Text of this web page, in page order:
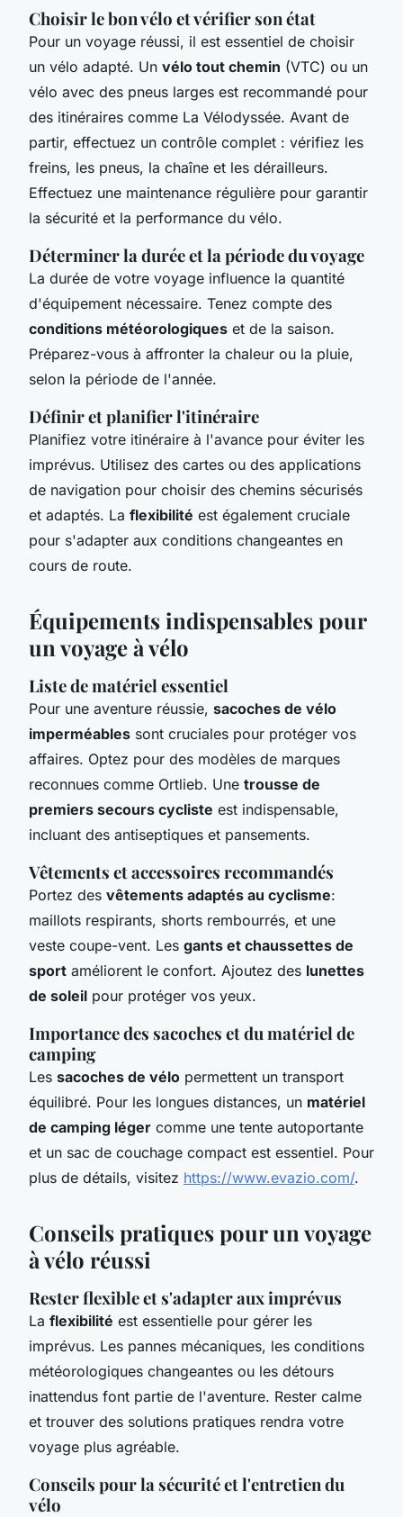
Choisir le bon vélo et vérifier son état
Pour un voyage réussi, il est essentiel de choisir
un vélo adapté. Un vélo tout chemin (VTC) ou un
vélo avec des pneus larges est recommandé pour
des itinéraires comme La Vélodyssée. Avant de
partir, effectuez un contrôle complet : vérifiez les
freins, les pneus, la chaîne et les dérailleurs.
Effectuez une maintenance régulière pour garantir
la sécurité et la performance du vélo.
Déterminer la durée et la période du voyage
La durée de votre voyage influence la quantité
d'équipement nécessaire. Tenez compte des
conditions météorologiques et de la saison.
Préparez-vous à affronter la chaleur ou la pluie,
selon la période de l'année.
Définir et planifier l'itinéraire
Planifiez votre itinéraire à l'avance pour éviter les
imprévus. Utilisez des cartes ou des applications
de navigation pour choisir des chemins sécurisés
et adaptés. La flexibilité est également cruciale
pour s'adapter aux conditions changeantes en
cours de route.
Équipements indispensables pour
un voyage à vélo
Liste de matériel essentiel
Pour une aventure réussie, sacoches de vélo
imperméables sont cruciales pour protéger vos
affaires. Optez pour des modèles de marques
reconnues comme Ortlieb. Une trousse de
premiers secours cycliste est indispensable,
incluant des antiseptiques et pansements.
Vêtements et accessoires recommandés
Portez des vêtements adaptés au cyclisme:
maillots respirants, shorts rembourrés, et une
veste coupe-vent. Les gants et chaussettes de
sport améliorent le confort. Ajoutez des lunettes
de soleil pour protéger vos yeux.
Importance des sacoches et du matériel de
camping
Les sacoches de vélo permettent un transport
équilibré. Pour les longues distances, un matériel
de camping léger comme une tente autoportante
et un sac de couchage compact est essentiel. Pour
plus de détails, visitez https://www.evazio.com/.
Conseils pratiques pour un voyage
à vélo réussi
Rester flexible et s'adapter aux imprévus
La flexibilité est essentielle pour gérer les
imprévus. Les pannes mécaniques, les conditions
météorologiques changeantes ou les détours
inattendus font partie de l'aventure. Rester calme
et trouver des solutions pratiques rendra votre
voyage plus agréable.
Conseils pour la sécurité et l'entretien du
vélo